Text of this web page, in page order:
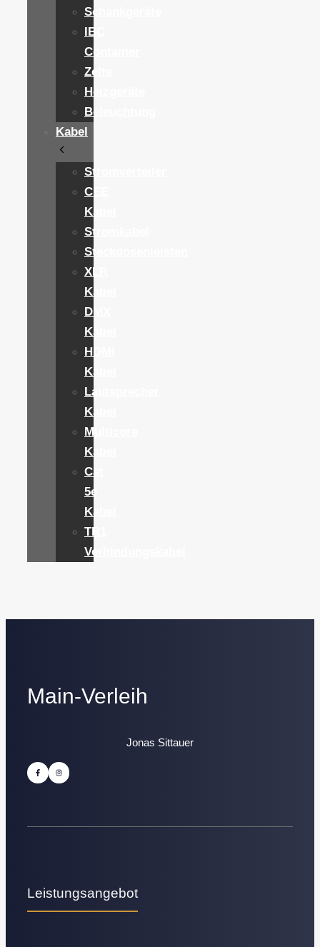
Schankgeräte
IBC
Container
Zelte
Heizgeräte
Beleuchtung
Kabel
Stromverteiler
CEE
Kabel
Stromkabel
Steckdosenleisten
XLR
Kabel
DMX
Kabel
HDMI
Kabel
Lautsprecher
Kabel
Multicore
Kabel
Cat
5e
Kabel
TR1
Verbindungskabel
Main-Verleih
Jonas Sittauer
Leistungsangebot